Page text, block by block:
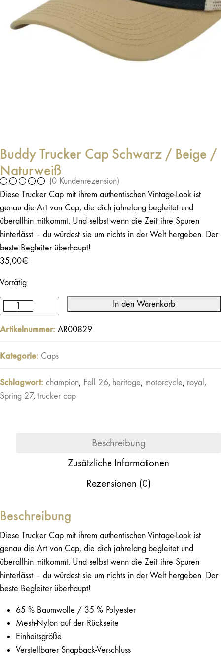
Buddy Trucker Cap Schwarz / Beige /
Naturweiß
(0 Kundenrezension)
Diese Trucker Cap mit ihrem authentischen Vintage-Look ist
genau die Art von Cap, die dich jahrelang begleitet und
überallhin mitkommt. Und selbst wenn die Zeit ihre Spuren
hinterlässt – du würdest sie um nichts in der Welt hergeben. Der
beste Begleiter überhaupt!
35,00€
Vorrätig
Buddy
Trucker
Schwarz
Beige
/
In den Warenkorb
Artikelnummer: AR00829
Kategorie: Caps
Schlagwort: champion, Fall 26, heritage, motorcycle, royal ,
Spring 27, trucker cap
Beschreibung
Zusätzliche Informationen
Rezensionen (0)
Beschreibung
Diese Trucker Cap mit ihrem authentischen Vintage-Look ist
genau die Art von Cap, die dich jahrelang begleitet und
überallhin mitkommt. Und selbst wenn die Zeit ihre Spuren
hinterlässt – du würdest sie um nichts in der Welt hergeben. Der
beste Begleiter überhaupt!
65 % Baumwolle / 35 % Polyester
Mesh-Nylon auf der Rückseite
Einheitsgröße
Verstellbarer Snapback-Verschluss